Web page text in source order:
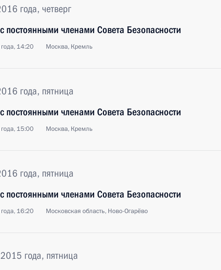
года, четверг
постоянными членами Совета Безопасности
14:20 Москва, Кремль
года, пятница
постоянными членами Совета Безопасности
15:00 Москва, Кремль
года, пятница
постоянными членами Совета Безопасности
16:20 Московская область, Ново-Огарёво
года, пятница